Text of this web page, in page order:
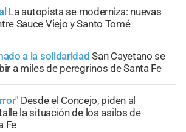
La autopista se moderniza: nuevas
Sauce Viejo y Santo Tomé
a la solidaridad San Cayetano se
a miles de peregrinos de Santa Fe
Desde el Concejo, piden al
la situación de los asilos de
Fe